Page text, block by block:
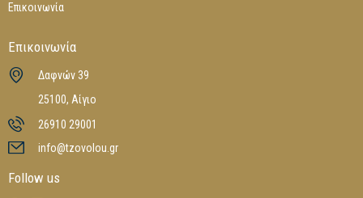
Επικοινωνία
Επικοινωνία
Δαφνών 39
25100, Αίγιο
26910 29001
info@tzovolou.gr
Follow us